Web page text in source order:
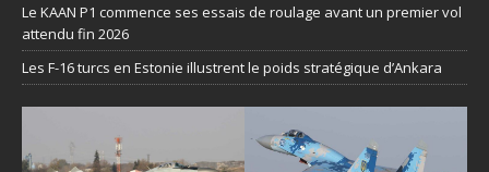
Le KAAN P1 commence ses essais de roulage avant un premier vol
attendu fin 2026
Les F-16 turcs en Estonie illustrent le poids stratégique d’Ankara